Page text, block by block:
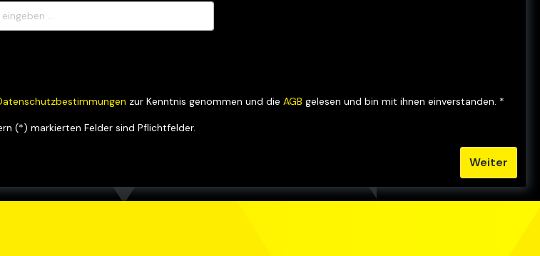
zur Kenntnis genommen und die AGB gelesen und bin mit ihnen einverstanden. *
(*) markierten Felder sind Pflichtfelder.
Weiter